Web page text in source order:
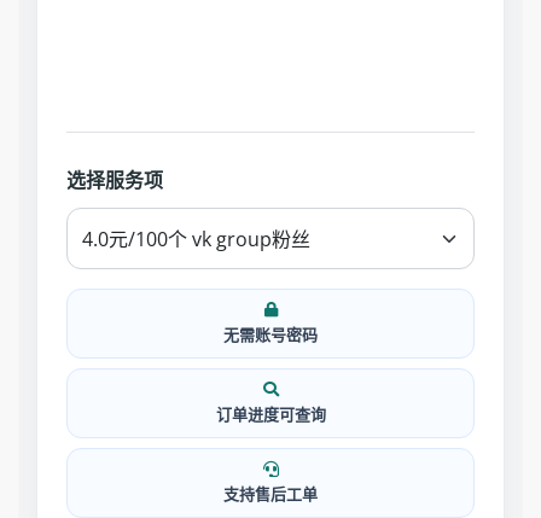
选择服务项
无需账号密码
订单进度可查询
支持售后工单